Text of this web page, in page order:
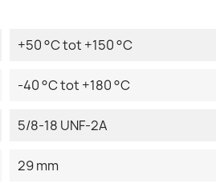
+50 °C tot +150 °C
-40 °C tot +180 °C
5/8-18 UNF-2A
29 mm